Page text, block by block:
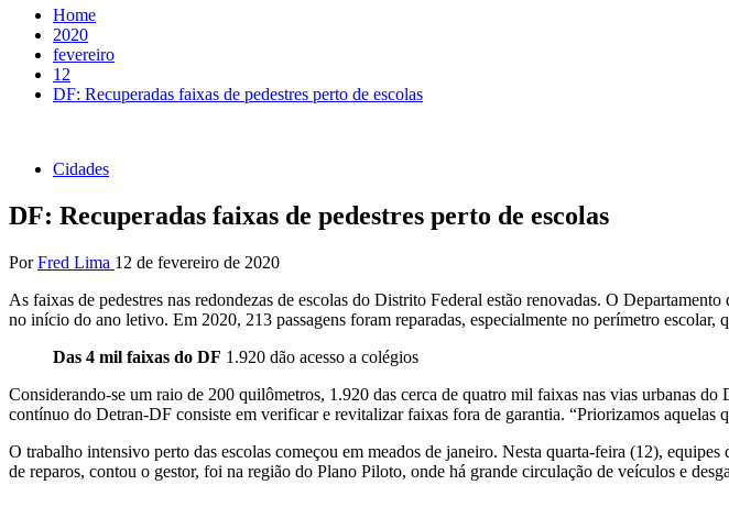
Home
2020
fevereiro
12
DF: Recuperadas faixas de pedestres perto de escolas
Cidades
DF: Recuperadas faixas de pedestres perto de escolas
Por Fred Lima 12 de fevereiro de 2020
As faixas de pedestres nas redondezas de escolas do Distrito Federal estão renovadas. O
no início do ano letivo. Em 2020, 213 passagens foram reparadas, especialmente no perímetro escolar,
Das 4 mil faixas do DF 1.920 dão acesso a colégios
Considerando-se um raio de 200 quilômetros, 1.920 das cerca de quatro mil faixas nas vias urbanas
contínuo do Detran-DF consiste em verificar e revitalizar faixas fora de garantia. “Priorizamos aquelas
O trabalho intensivo perto das escolas começou em meados de janeiro. Nesta quarta-feira (12),
de reparos, contou o gestor, foi na região do Plano Piloto, onde há grande circulação de veículos e